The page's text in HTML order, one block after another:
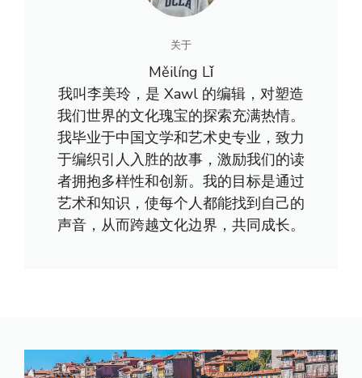
关于
Měilíng Lǐ
我叫李美玲，是 Xawl 的编辑，对塑造
我们世界的文化瑰宝的探索充满热情。
我毕业于中国文学和艺术史专业，致力
于编织引人入胜的故事，激励我们的读
者拥抱多样性和创新。我的目标是通过
艺术和知识，使每个人都能找到自己的
声音，从而跨越文化边界，共同成长。